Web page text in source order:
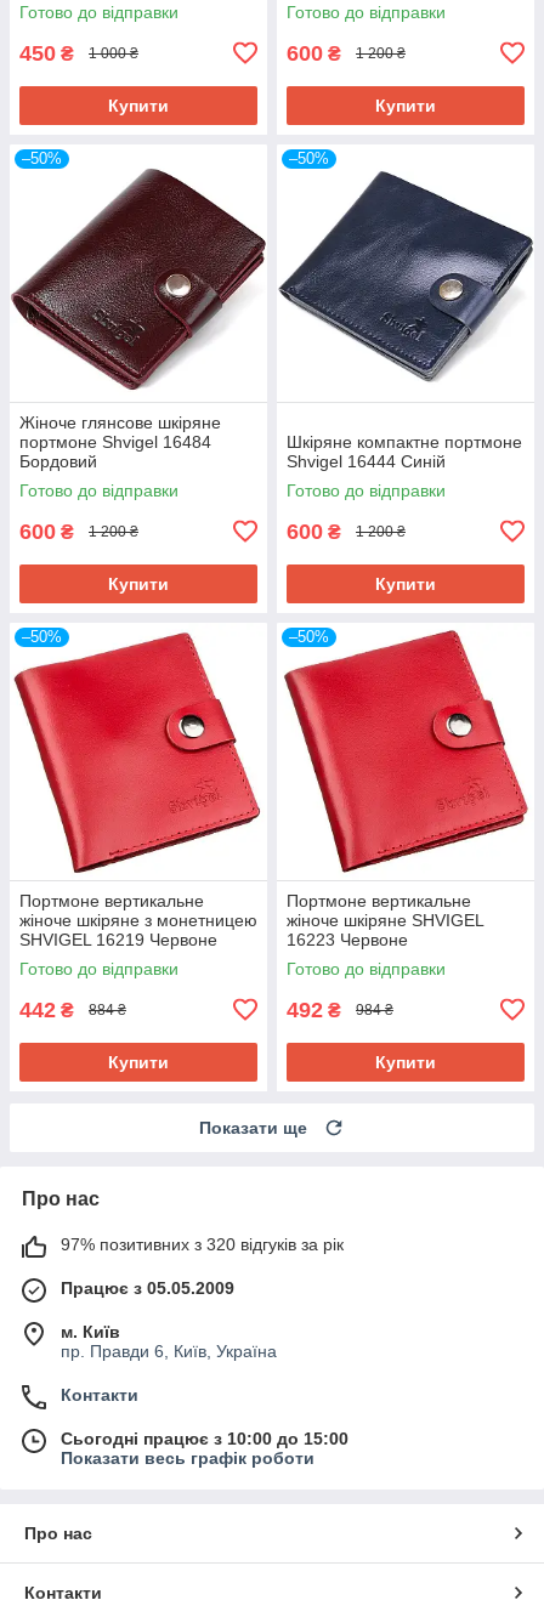
Готово до відправки
450 ₴ 1 000 ₴
Купити
Готово до відправки
600 ₴ 1 200 ₴
Купити
–50%
Жіноче глянсове шкіряне
портмоне Shvigel 16484
Бордовий
Готово до відправки
600 ₴ 1 200 ₴
Купити
–50%
Шкіряне компактне портмоне
Shvigel 16444 Синій
Готово до відправки
600 ₴ 1 200 ₴
Купити
–50%
Портмоне вертикальне
жіноче шкіряне з монетницею
SHVIGEL 16219 Червоне
Готово до відправки
442 ₴ 884 ₴
Купити
–50%
Портмоне вертикальне
жіноче шкіряне SHVIGEL
16223 Червоне
Готово до відправки
492 ₴ 984 ₴
Купити
Показати ще
Про нас
97% позитивних з 320 відгуків за рік
Працює з 05.05.2009
м. Київ
пр. Правди 6, Київ, Україна
Контакти
Сьогодні працює з 10:00 до 15:00
Показати весь графік роботи
Про нас
Контакти